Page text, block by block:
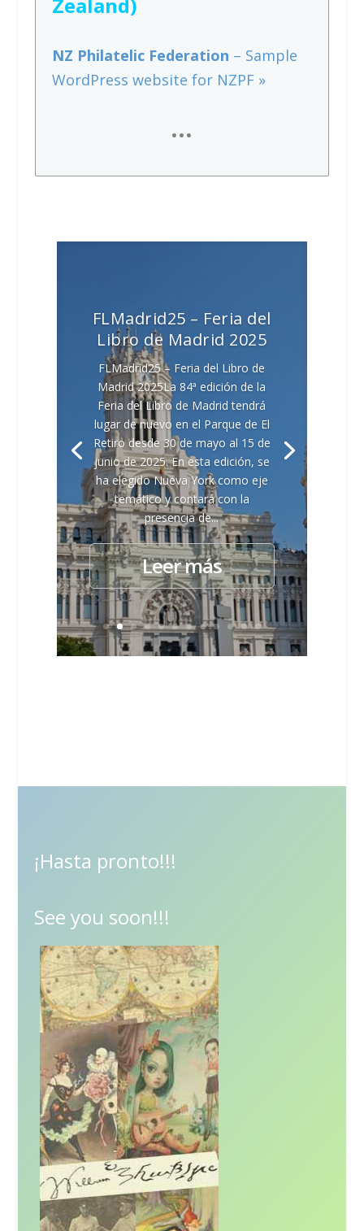
Zealand)
NZ Philatelic Federation – Sample
WordPress website for NZPF »
…
FLMadrid25 – Feria del
Libro de Madrid 2025
FLMadrid25 – Feria del Libro de
Madrid 2025La 84ª edición de la
Feria del Libro de Madrid tendrá
lugar de nuevo en el Parque de El
Retiro desde 30 de mayo al 15 de
junio de 2025. En esta edición, se
ha elegido Nueva York como eje
temático y contará con la
presencia de...
Leer más
¡Hasta pronto!!!
See you soon!!!